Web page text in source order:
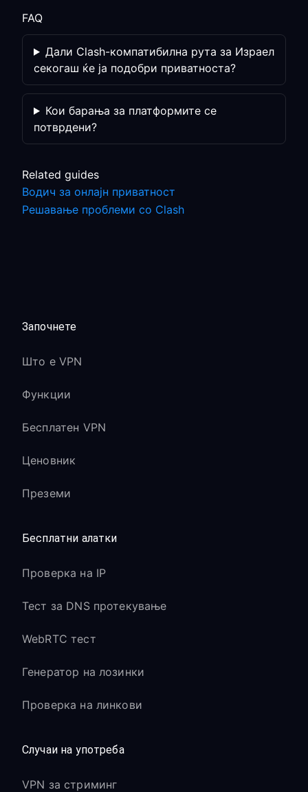
FAQ
Дали Clash-компатибилна рута за Израел
секогаш ќе ја подобри приватноста?
Кои барања за платформите се
потврдени?
Related guides
Водич за онлајн приватност
Решавање проблеми со Clash
Започнете
Што е VPN
Функции
Бесплатен VPN
Ценовник
Преземи
Бесплатни алатки
Проверка на IP
Тест за DNS протекување
WebRTC тест
Генератор на лозинки
Проверка на линкови
Случаи на употреба
VPN за стриминг